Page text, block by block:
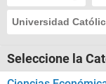
Universidad
Seleccione la